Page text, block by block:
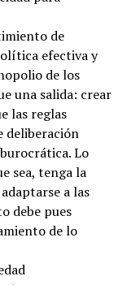
de
efectiva y
de los
una salida: crear
las reglas
deliberación
Lo
sea, tenga la
a las
debe pues
de lo